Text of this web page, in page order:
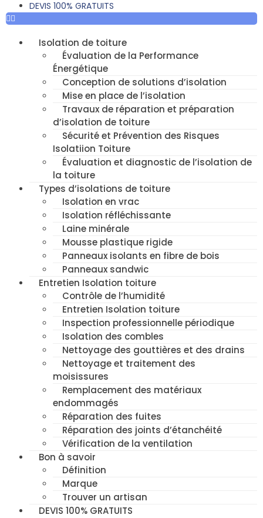
DEVIS 100% GRATUITS
Isolation de toiture
Évaluation de la Performance
Énergétique
Conception de solutions d’isolation
Mise en place de l’isolation
Travaux de réparation et préparation
d’isolation de toiture
Sécurité et Prévention des Risques
Isolatiion Toiture
Évaluation et diagnostic de l’isolation de
la toiture
Types d’isolations de toiture
Isolation en vrac
Isolation réfléchissante
Laine minérale
Mousse plastique rigide
Panneaux isolants en fibre de bois
Panneaux sandwic
Entretien Isolation toiture
Contrôle de l’humidité
Entretien Isolation toiture
Inspection professionnelle périodique
Isolation des combles
Nettoyage des gouttières et des drains
Nettoyage et traitement des
moisissures
Remplacement des matériaux
endommagés
Réparation des fuites
Réparation des joints d’étanchéité
Vérification de la ventilation
Bon à savoir
Définition
Marque
Trouver un artisan
DEVIS 100% GRATUITS